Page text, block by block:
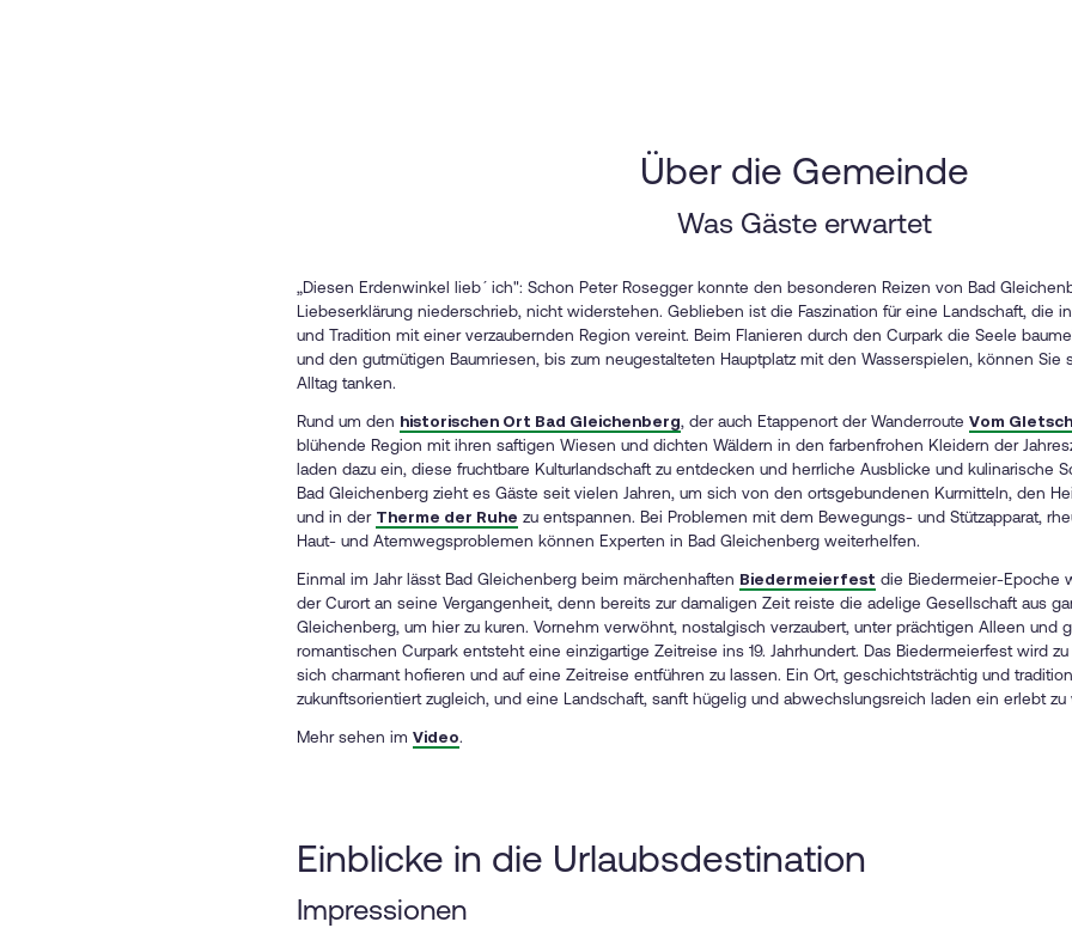
Über die Gemeinde
Was Gäste erwartet
„Diesen Erdenwinkel lieb´ ich": Schon Peter Rosegger konnte den besonderen Reizen von Bad
Liebeserklärung niederschrieb, nicht widerstehen. Geblieben ist die Faszination für eine Landschaft, die
und Tradition mit einer verzaubernden Region vereint. Beim Flanieren durch den Curpark die Seele
und den gutmütigen Baumriesen, bis zum neugestalteten Hauptplatz mit den Wasserspielen, können Sie
Alltag tanken.
Rund um den historischen Ort Bad Gleichenberg, der auch Etappenort der Wanderroute Vom
blühende Region mit ihren saftigen Wiesen und dichten Wäldern in den farbenfrohen Kleidern der
laden dazu ein, diese fruchtbare Kulturlandschaft zu entdecken und herrliche Ausblicke und kulinarische
Bad Gleichenberg zieht es Gäste seit vielen Jahren, um sich von den ortsgebundenen Kurmitteln, den
und in der Therme der Ruhe zu entspannen. Bei Problemen mit dem Bewegungs- und Stützapparat,
Haut- und Atemwegsproblemen können Experten in Bad Gleichenberg weiterhelfen.
Einmal im Jahr lässt Bad Gleichenberg beim märchenhaften Biedermeierfest die Biedermeier-Epoche
der Curort an seine Vergangenheit, denn bereits zur damaligen Zeit reiste die adelige Gesellschaft aus
Gleichenberg, um hier zu kuren. Vornehm verwöhnt, nostalgisch verzaubert, unter prächtigen Alleen und
romantischen Curpark entsteht eine einzigartige Zeitreise ins 19. Jahrhundert. Das Biedermeierfest wird
sich charmant hofieren und auf eine Zeitreise entführen zu lassen. Ein Ort, geschichtsträchtig und
zukunftsorientiert zugleich, und eine Landschaft, sanft hügelig und abwechslungsreich laden ein erlebt zu
Mehr sehen im Video.
Einblicke in die Urlaubsdestination
Impressionen